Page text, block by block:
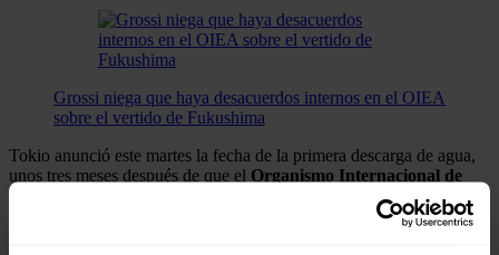
Grossi niega que haya desacuerdos internos en el OIEA
sobre el vertido de Fukushima
Tokio anunció este martes la fecha de la primera descarga de agua,
unos tres meses después de que el Organismo Internacional de
Energía Atómica (OIEA)
le entregara su evaluación del plan del
vertido, del que dijo que se ajusta a los estándares consensuados